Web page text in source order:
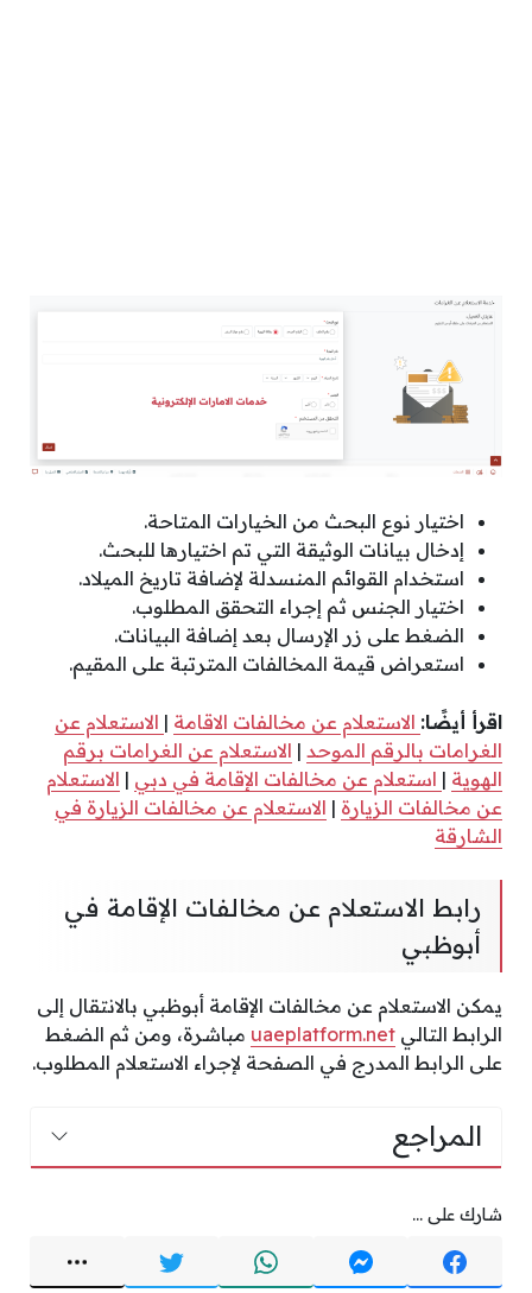
اختيار نوع البحث من الخيارات المتاحة.
إدخال بيانات الوثيقة التي تم اختيارها للبحث.
استخدام القوائم المنسدلة لإضافة تاريخ الميلاد.
اختيار الجنس ثم إجراء التحقق المطلوب.
الضغط على زر الإرسال بعد إضافة البيانات.
استعراض قيمة المخالفات المترتبة على المقيم.
اقرأ أيضًا: الاستعلام عن مخالفات الاقامة | الاستعلام عن
الغرامات بالرقم الموحد | الاستعلام عن الغرامات برقم
الهوية | استعلام عن مخالفات الإقامة في دبي | الاستعلام
عن مخالفات الزيارة | الاستعلام عن مخالفات الزيارة في
الشارقة
رابط الاستعلام عن مخالفات الإقامة في
أبوظبي
يمكن الاستعلام عن مخالفات الإقامة أبوظبي بالانتقال إلى
الرابط التالي uaeplatform.net مباشرة، ومن ثم الضغط
على الرابط المدرج في الصفحة لإجراء الاستعلام المطلوب.
المراجع
شارك على ...